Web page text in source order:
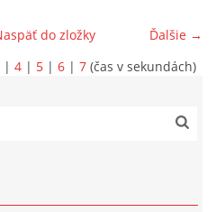
Ďalšie →
do zložky
| 4 | 5 | 6 | 7 (čas v sekundách)